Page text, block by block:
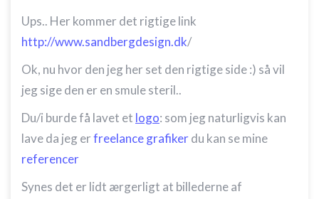
Ups.. Her kommer det rigtige link
http://www.sandbergdesign.dk/
Ok, nu hvor den jeg her set den rigtige side :) så vil
jeg sige den er en smule steril..
Du/i burde få lavet et logo: som jeg naturligvis kan
lave da jeg erfreelance grafikerdu kan se mine
referencer
Synes det er lidt ærgerligt at billederne af